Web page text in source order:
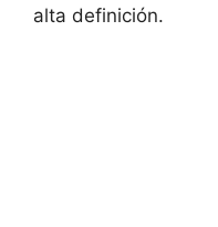
alta definición.